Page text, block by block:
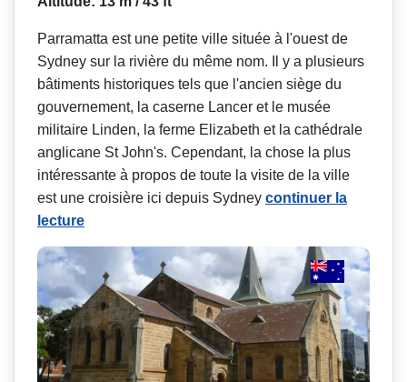
Parramatta est une petite ville située à l'ouest de
Sydney sur la rivière du même nom. Il y a plusieurs
bâtiments historiques tels que l'ancien siège du
gouvernement, la caserne Lancer et le musée
militaire Linden, la ferme Elizabeth et la cathédrale
anglicane St John's. Cependant, la chose la plus
intéressante à propos de toute la visite de la ville
est une croisière ici depuis Sydney continuer la
lecture